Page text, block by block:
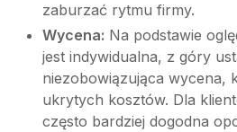
zaburzać rytmu firmy.
Wycena: Na podstawie
jest indywidualna, z góry
niezobowiązująca wycena,
ukrytych kosztów. Dla
często bardziej dogodna